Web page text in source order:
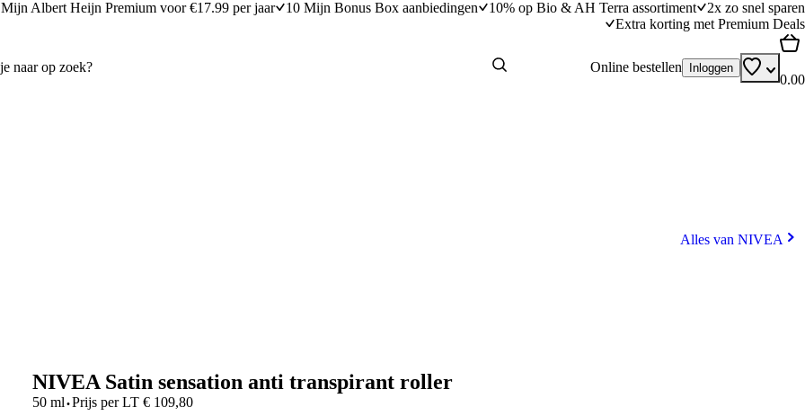
Mijn Albert Heijn Premium voor €17.99 per jaar 10 Mijn Bonus Box aanbiedingen 10% op Bio & AH Terra assortiment
2x zo snel sparen
Extra korting met Premium Deals
Online bestellen Inloggen
0.00
Alles van NIVEA
NIVEA Satin sensation anti transpirant roller
50 ml·Prijs per LT€ 109,80